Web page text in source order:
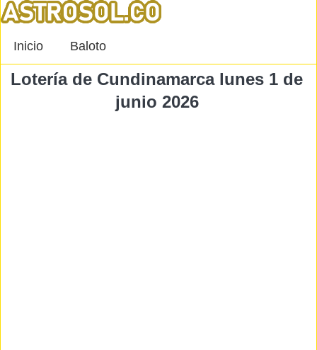
Inicio Baloto
Lotería de Cundinamarca lunes 1 de
junio 2026